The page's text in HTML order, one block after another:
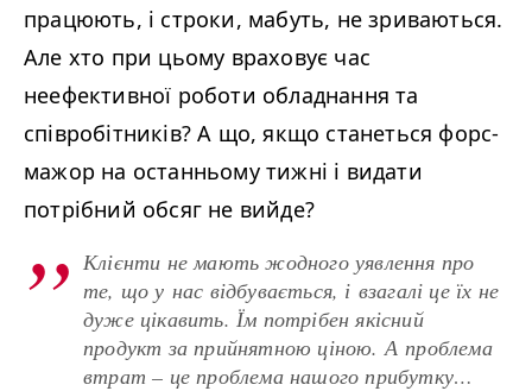
працюють, і строки, мабуть, не зриваються.
Але хто при цьому враховує час
неефективної роботи обладнання та
співробітників? А що, якщо станеться форс-
мажор на останньому тижні і видати
потрібний обсяг не вийде?
Клієнти не мають жодного уявлення про
те, що у нас відбувається, і взагалі це їх не
дуже цікавить. Їм потрібен якісний
продукт за прийнятною ціною. А проблема
втрат – це проблема нашого прибутку…